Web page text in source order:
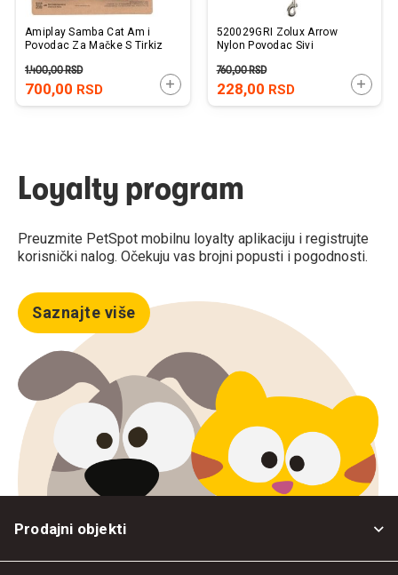
Amiplay Samba Cat Am i
Povodac Za Mačke S Tirkiz
700,00 RSD
1.400,00RSD
DODAJTE U KORPU
520029GRI Zolux Arrow
Nylon Povodac Sivi
228,00 RSD
760,00RSD
Loyalty program
Preuzmite PetSpot mobilnu loyalty aplikaciju i registrujte
korisnički nalog. Očekuju vas brojni popusti i pogodnosti.
Saznajte više
Prodajni objekti